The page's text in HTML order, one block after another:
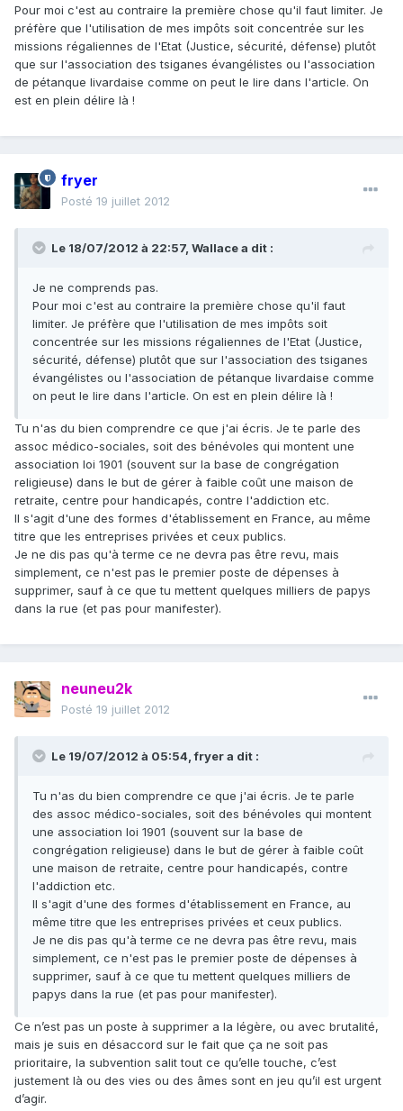
Pour moi c'est au contraire la première chose qu'il faut limiter. Je
préfère que l'utilisation de mes impôts soit concentrée sur les
missions régaliennes de l'Etat (Justice, sécurité, défense) plutôt
que sur l'association des tsiganes évangélistes ou l'association
de pétanque livardaise comme on peut le lire dans l'article. On
est en plein délire là !
fryer
Posté 19 juillet 2012
Le 18/07/2012 à 22:57, Wallace a dit :
Je ne comprends pas.
Pour moi c'est au contraire la première chose qu'il faut
limiter. Je préfère que l'utilisation de mes impôts soit
concentrée sur les missions régaliennes de l'Etat (Justice,
sécurité, défense) plutôt que sur l'association des tsiganes
évangélistes ou l'association de pétanque livardaise comme
on peut le lire dans l'article. On est en plein délire là !
Tu n'as du bien comprendre ce que j'ai écris. Je te parle des
assoc médico-sociales, soit des bénévoles qui montent une
association loi 1901 (souvent sur la base de congrégation
religieuse) dans le but de gérer à faible coût une maison de
retraite, centre pour handicapés, contre l'addiction etc.
Il s'agit d'une des formes d'établissement en France, au même
titre que les entreprises privées et ceux publics.
Je ne dis pas qu'à terme ce ne devra pas être revu, mais
simplement, ce n'est pas le premier poste de dépenses à
supprimer, sauf à ce que tu mettent quelques milliers de papys
dans la rue (et pas pour manifester).
neuneu2k
Posté 19 juillet 2012
Le 19/07/2012 à 05:54, fryer a dit :
Tu n'as du bien comprendre ce que j'ai écris. Je te parle
des assoc médico-sociales, soit des bénévoles qui montent
une association loi 1901 (souvent sur la base de
congrégation religieuse) dans le but de gérer à faible coût
une maison de retraite, centre pour handicapés, contre
l'addiction etc.
Il s'agit d'une des formes d'établissement en France, au
même titre que les entreprises privées et ceux publics.
Je ne dis pas qu'à terme ce ne devra pas être revu, mais
simplement, ce n'est pas le premier poste de dépenses à
supprimer, sauf à ce que tu mettent quelques milliers de
papys dans la rue (et pas pour manifester).
Ce n’est pas un poste à supprimer a la légère, ou avec brutalité,
mais je suis en désaccord sur le fait que ça ne soit pas
prioritaire, la subvention salit tout ce qu’elle touche, c’est
justement là ou des vies ou des âmes sont en jeu qu’il est urgent
d’agir.